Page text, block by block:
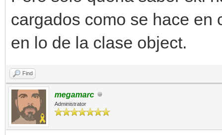
cargados como se hace en
en lo de la clase object.
Find
megamarc
Administrator